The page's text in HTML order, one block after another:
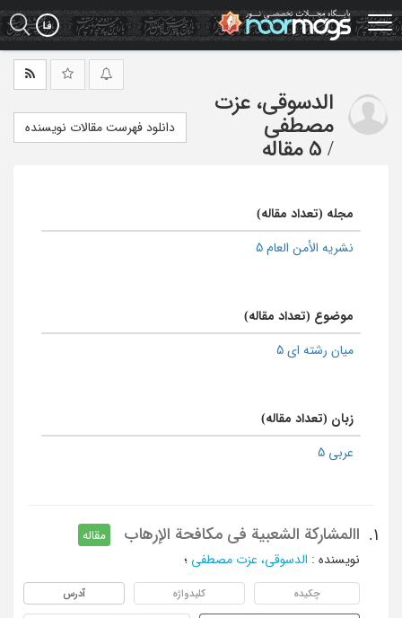
Skip
to
main
الدسوقی، عزت
مصطفی
/ 5 مقاله
دانلود فهرست مقالات نویسنده
مجله (تعداد مقاله)
نشریه الأمن العام 5
موضوع (تعداد مقاله)
میان رشته ای 5
زبان (تعداد مقاله)
عربی 5
1. االمشارکة الشعبیة فی مکافحة الإرهاب
مقاله
نویسنده : الدسوقی، عزت مصطفی ؛
چکیده کلیدواژه آدرس